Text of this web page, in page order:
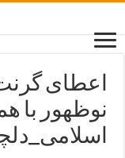
اعطای
نوظهور با